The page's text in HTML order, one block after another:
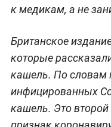
к медикам, а не
Британское
которые
кашель. По словам
инфицированных
кашель. Это второй